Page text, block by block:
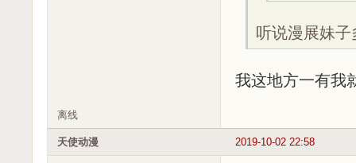
听说漫展妹子
我这地方一有我
离线
2019-10-02 22:58
天使动漫